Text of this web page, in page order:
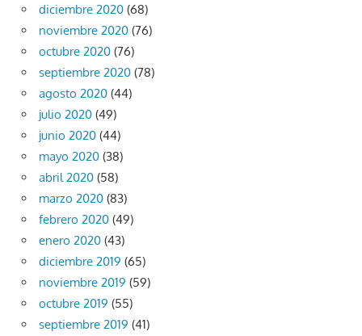
diciembre 2020 (68)
noviembre 2020 (76)
octubre 2020 (76)
septiembre 2020 (78)
agosto 2020 (44)
julio 2020 (49)
junio 2020 (44)
mayo 2020 (38)
abril 2020 (58)
marzo 2020 (83)
febrero 2020 (49)
enero 2020 (43)
diciembre 2019 (65)
noviembre 2019 (59)
octubre 2019 (55)
septiembre 2019 (41)